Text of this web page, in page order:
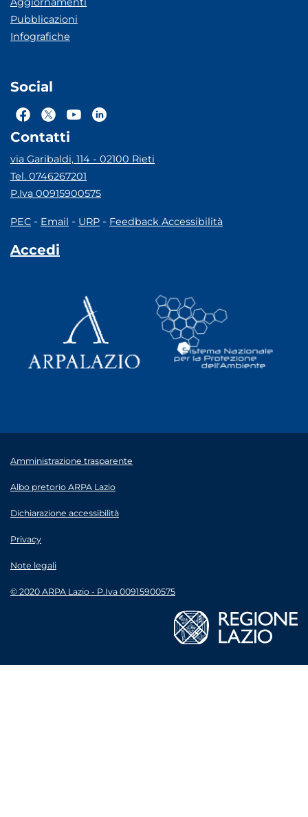
Pubblicazioni
Infografiche
Social
Contatti
via Garibaldi, 114 - 02100 Rieti
Tel. 0746267201
P.Iva 00915900575
PEC - Email - URP - Feedback Accessibilità
Accedi
Amministrazione trasparente
Albo pretorio ARPA Lazio
Dichiarazione accessibilità
Privacy
Note legali
© 2020 ARPA Lazio - P.Iva 00915900575